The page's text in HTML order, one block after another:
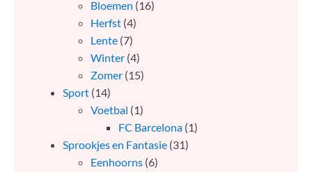
Bloemen (16)
Herfst (4)
Lente (7)
Winter (4)
Zomer (15)
Sport (14)
Voetbal (1)
FC Barcelona (1)
Sprookjes en Fantasie (31)
Eenhoorns (6)